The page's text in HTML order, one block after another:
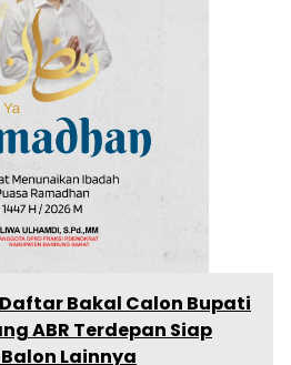
Bakal Calon Bupati
ABR Terdepan Siap
Lainnya